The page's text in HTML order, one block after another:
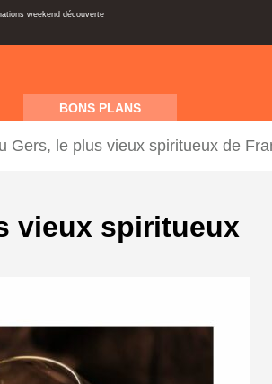
weekend découverte
BONS PLANS
Gers, le plus vieux spiritueux de
vieux spiritueux